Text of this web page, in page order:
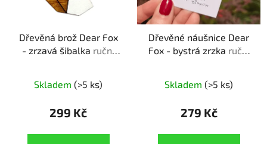
Dřevěná brož Dear Fox
- zrzavá šibalka ruční
Skladem (>5 ks)
299 Kč
Dřevěné náušnice Dear
Fox - bystrá zrzka ruční
Skladem (>5 ks)
279 Kč